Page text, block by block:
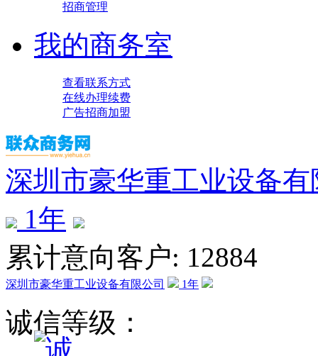
招商管理
我的商务室
查看联系方式
在线办理续费
广告招商加盟
深圳市豪华重工业设备有
1年
累计意向客户: 12884
深圳市豪华重工业设备有限公司 1年
诚信等级：